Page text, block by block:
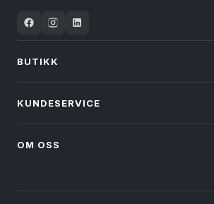
BUTIKK
KUNDESERVICE
OM OSS